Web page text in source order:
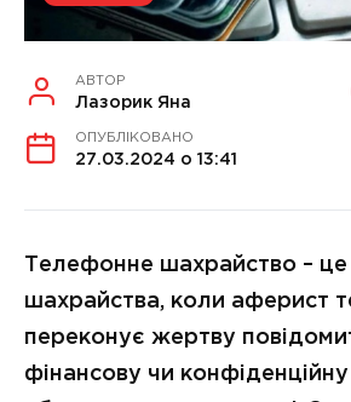
АВТОР
Лазорик Яна
ОПУБЛІКОВАНО
27.03.2024 о 13:41
Телефонне шахрайство – це
шахрайства, коли аферист
переконує жертву
фінансову чи